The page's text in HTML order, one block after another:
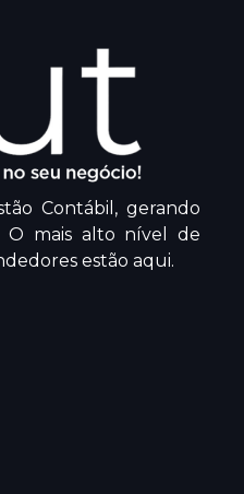
Contábil, gerando
O mais alto nível de
estão aqui.